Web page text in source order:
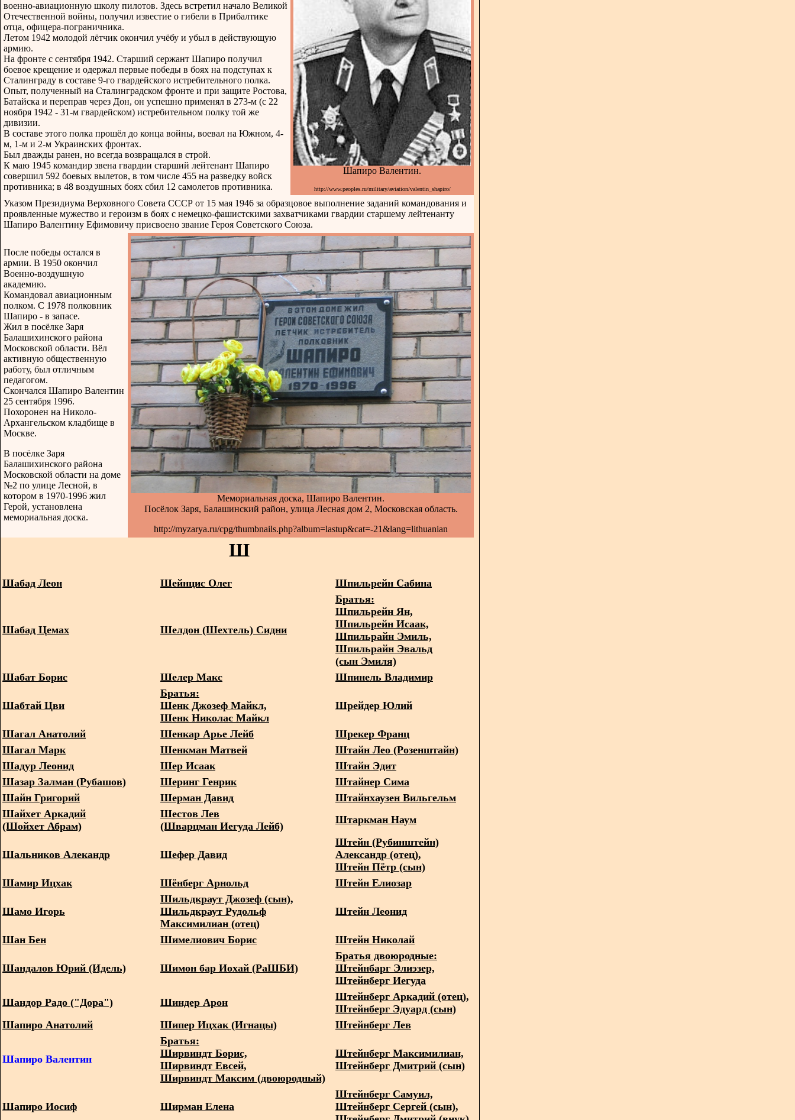
военно-авиационную школу пилотов. Здесь встретил начало Великой
Отечественной войны, получил известие о гибели в Прибалтике
отца, офицера-пограничника.
Летом 1942 молодой лётчик окончил учёбу и убыл в действующую
армию.
На фронте с сентября 1942. Старший сержант Шапиро получил
боевое крещение и одержал первые победы в боях на подступах к
Сталинграду в составе 9-го гвардейского истребительного полка.
Опыт, полученный на Сталинградском фронте и при защите Ростова,
Батайска и переправ через Дон, он успешно применял в 273-м (с 22
ноября 1942 - 31-м гвардейском) истребительном полку той же
дивизии.
В составе этого полка прошёл до конца войны, воевал на Южном, 4-
м, 1-м и 2-м Украинских фронтах.
Был дважды ранен, но всегда возвращался в строй.
К маю 1945 командир звена гвардии старший лейтенант Шапиро
совершил 592 боевых вылетов, в том числе 455 на разведку войск
противника; в 48 воздушных боях сбил 12 самолетов противника.
Шапиро Валентин.
http://www.peoples.ru/military/aviation/valentin_shapiro/
Указом Президиума Верховного Совета СССР от 15 мая 1946 за образцовое выполнение заданий командования и
проявленные мужество и героизм в боях с немецко-фашистскими захватчиками гвардии старшему лейтенанту
Шапиро Валентину Ефимовичу присвоено звание Героя Советского Союза.
После победы остался в
армии. В 1950 окончил
Военно-воздушную
академию.
Командовал авиационным
полком. С 1978 полковник
Шапиро - в запасе.
Жил в посёлке Заря
Балашихинского района
Московской области. Вёл
активную общественную
работу, был отличным
педагогом.
Скончался Шапиро Валентин
25 сентября 1996.
Похоронен на Николо-
Архангельском кладбище в
Москве.
В посёлке Заря
Балашихинского района
Московской области на доме
№2 по улице Лесной, в
котором в 1970-1996 жил
Герой, установлена
мемориальная доска.
Мемориальная доска, Шапиро Валентин.
Посёлок Заря, Балашинский район, улица Лесная дом 2, Московская область.
http://myzarya.ru/cpg/thumbnails.php?album=lastup&cat=-21&lang=lithuanian
Ш
Шабад Леон Шейнцис Олег Шпильрейн Сабина
Шабад Цемах Шелдон (Шехтель) Сидни
Братья:
Шпильрейн Ян,
Шпильрейн Исаак,
Шпильрайн Эмиль,
Шпильрайн Эвальд
(сын Эмиля)
Шабат Борис
Шелер Макс Шпинель Владимир
Шабтай Цви
Братья:
Шенк Джозеф Майкл,
Шенк Николас Майкл
Шрейдер Юлий
Шагал Анатолий Шенкар Арье Лейб
Шрекер Франц
Шагал Марк
Шенкман Матвей
Штайн Лео (Розенштайн)
Шадур Леонид
Шер Исаак
Штайн Эдит
Шазар Залман (Рубашов)
Шеринг Генрик
Штайнер Сима
Шайн Григорий
Шерман Давид
Штайнхаузен Вильгельм
Шайхет Аркадий
(Шойхет Абрам)
Шестов Лев
(Шварцман Иегуда Лейб)
Штаркман Наум
Шальников Алекандр Шефер Давид
Штейн (Рубинштейн)
Александр (отец),
Штейн Пётр (сын)
Шамир Ицхак
Шёнберг Арнольд Штейн Елиозар
Шамо Игорь
Шильдкраут Джозеф (сын),
Шильдкраут Рудольф
Максимилиан (отец)
Штейн Леонид
Шан Бен Шимелиович Борис Штейн Николай
Шандалов Юрий (Идель) Шимон бар Иохай (РаШБИ)
Братья двоюродные:
Штейнбарг Элиэзер,
Штейнберг Иегуда
Шандор Радо ("Дора")
Шиндер Арон
Штейнберг Аркадий (отец),
Штейнберг Эдуард (сын)
Шапиро Анатолий
Шипер Ицхак (Игнацы) Штейнберг Лев
Шапиро Валентин
Братья:
Ширвиндт Борис,
Ширвиндт Евсей,
Ширвиндт Максим (двоюродный)
Штейнберг Максимилиан,
Штейнберг Дмитрий (сын)
Шапиро Иосиф Ширман Елена
Штейнберг Самуил,
Штейнберг Сергей (сын),